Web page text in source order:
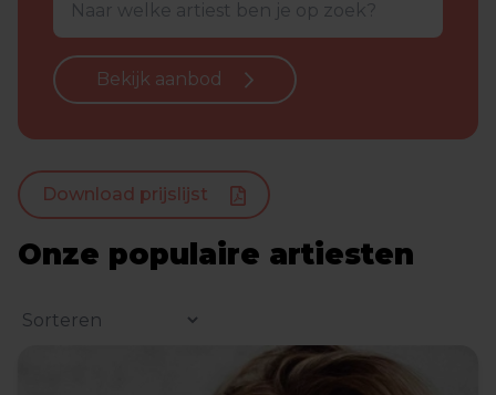
Bekijk aanbod
Download prijslijst
Onze populaire artiesten